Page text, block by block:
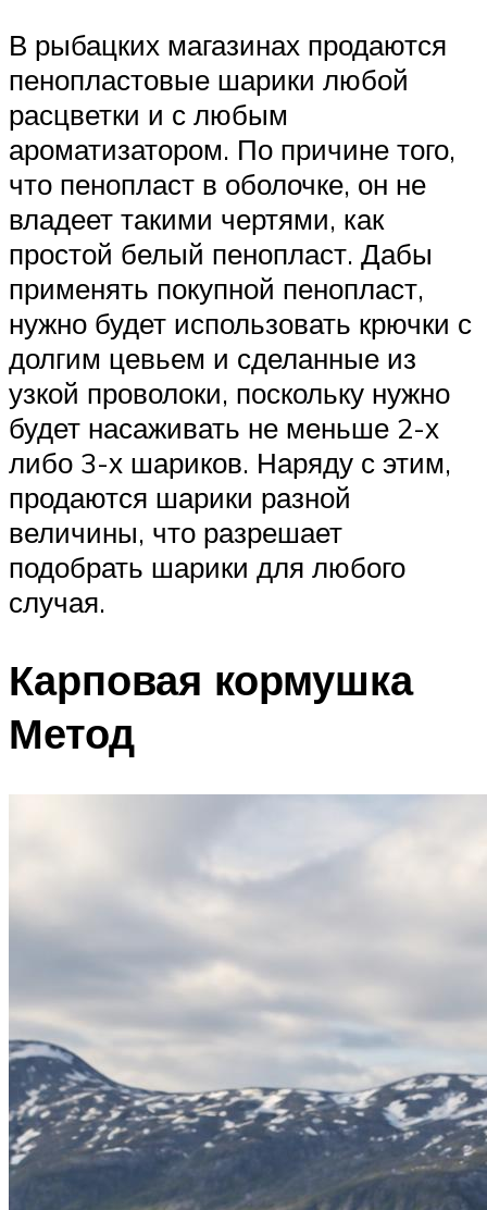
В рыбацких магазинах продаются
пенопластовые шарики любой
расцветки и с любым
ароматизатором. По причине того,
что пенопласт в оболочке, он не
владеет такими чертями, как
простой белый пенопласт. Дабы
применять покупной пенопласт,
нужно будет использовать крючки с
долгим цевьем и сделанные из
узкой проволоки, поскольку нужно
будет насаживать не меньше 2-х
либо 3-х шариков. Наряду с этим,
продаются шарики разной
величины, что разрешает
подобрать шарики для любого
случая.
Карповая кормушка
Метод